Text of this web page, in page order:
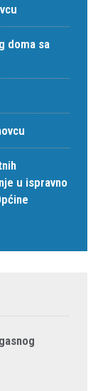
doma sa
u ispravno